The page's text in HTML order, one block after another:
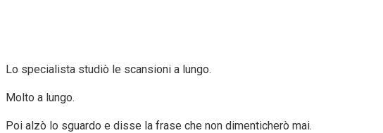
Lo specialista studiò le scansioni a lungo.
Molto a lungo.
Poi alzò lo sguardo e disse la frase che non dimenticherò mai.